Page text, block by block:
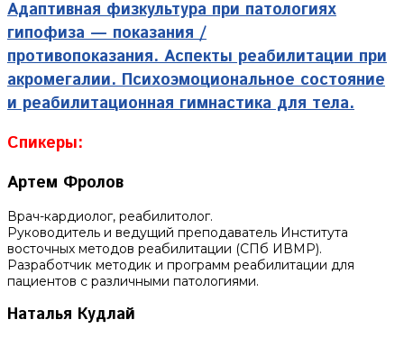
Адаптивная физкультура при патологиях
гипофиза — показания /
противопоказания. Аспекты реабилитации при
акромегалии.Психоэмоциональное состояние
и реабилитационная гимнастика для тела.
Спикеры:
Артем Фролов
Врач-кардиолог, реабилитолог.
Руководитель и ведущий преподаватель Института
восточных методов реабилитации (СПб ИВМР).
Разработчик методик и программ реабилитации для
пациентов с различными патологиями.
Наталья Кудлай